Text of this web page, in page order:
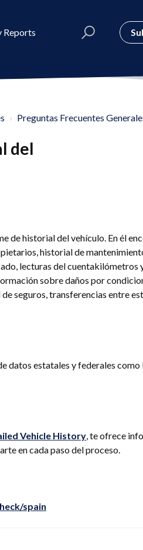
Reports
Preguntas Frecuentes
del
de historial del vehículo. En él
historial de
lecturas del cuentakilómetros
sobre daños por
seguros, transferencias entre
datos estatales y federales
Vehicle History, te ofrece
en cada paso del proceso.
spain